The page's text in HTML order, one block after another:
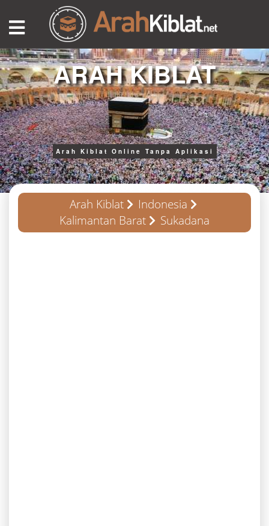
ARAH KIBLAT
Arah Kiblat Online Tanpa Aplikasi
Arah Kiblat
Indonesia
Kalimantan Barat
Sukadana